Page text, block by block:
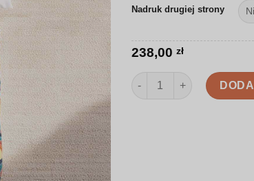
Nadruk drugiej strony
238,00 zł
ilość Pościel | Kolorowe